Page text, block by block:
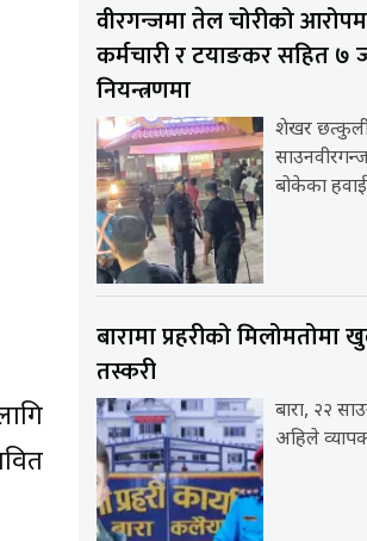
वीरगन्जमा तेल चोरीको
कर्मचारी र टयाङकर सहित ७
नियन्त्रणमा
शेखर
बोकेका
बारामा प्रहरीको मिलोमतोमा
तस्करी
बारा, २२
अहिले